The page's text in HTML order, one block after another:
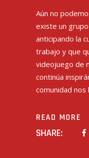
Aún no
existe un
anticipando la
trabajo y que
videojuego de
continúa
comunidad nos
READ MORE
SHARE: